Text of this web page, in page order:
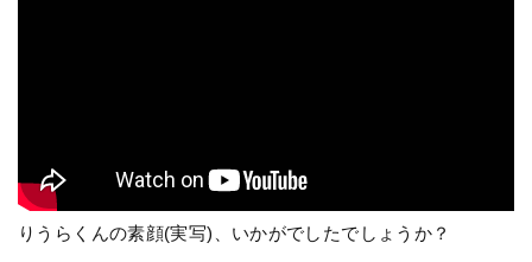
りうらくんの素顔(実写)、いかがでしたでしょうか？